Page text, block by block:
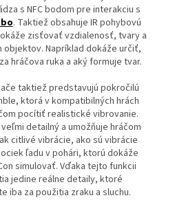
s NFC bodom pre interakciu s
. Taktiež obsahuje IR pohybovú
zisťovať vzdialenosť, tvary a
objektov. Napríklad dokáže určiť,
hráčova ruka a aký formuje tvar.
taktiež predstavujú pokročilú
ktorá v kompatibilných hrách
pocítiť realistické vibrovanie.
detailný a umožňuje hráčom
citlivé vibrácie, ako sú vibrácie
ľadu v pohári, ktorú dokáže
simulovať. Vďaka tejto funkcii
jedine reálne detaily, ktoré
iba za použitia zraku a sluchu.